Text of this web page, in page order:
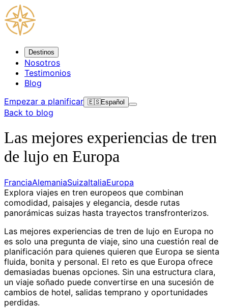
Destinos
Nosotros
Testimonios
Blog
Empezar a planificar 🇪🇸Español
Back to blog
Las mejores experiencias de tren
de lujo en Europa
FranciaAlemaniaSuizaItaliaEuropa
Explora viajes en tren europeos que combinan
comodidad, paisajes y elegancia, desde rutas
panorámicas suizas hasta trayectos transfronterizos.
Las mejores experiencias de tren de lujo en Europa no
es solo una pregunta de viaje, sino una cuestión real de
planificación para quienes quieren que Europa se sienta
fluida, bonita y personal. El reto es que Europa ofrece
demasiadas buenas opciones. Sin una estructura clara,
un viaje soñado puede convertirse en una sucesión de
cambios de hotel, salidas temprano y oportunidades
perdidas.